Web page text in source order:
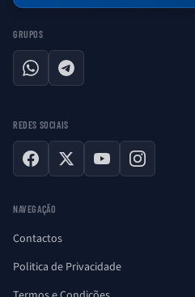
GRUPOS
WhatsAppTelegram
REDES SOCIAIS
Facebook
X YouTubeInstagram
NAVEGAÇÃO
Contactos
Politica de Privacidade